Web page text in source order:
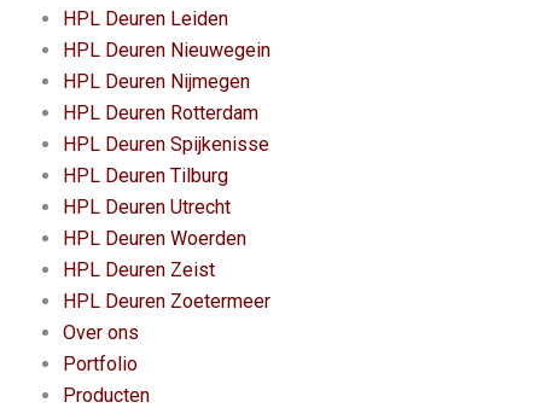
HPL Deuren Leiden
HPL Deuren Nieuwegein
HPL Deuren Nijmegen
HPL Deuren Rotterdam
HPL Deuren Spijkenisse
HPL Deuren Tilburg
HPL Deuren Utrecht
HPL Deuren Woerden
HPL Deuren Zeist
HPL Deuren Zoetermeer
Over ons
Portfolio
Producten